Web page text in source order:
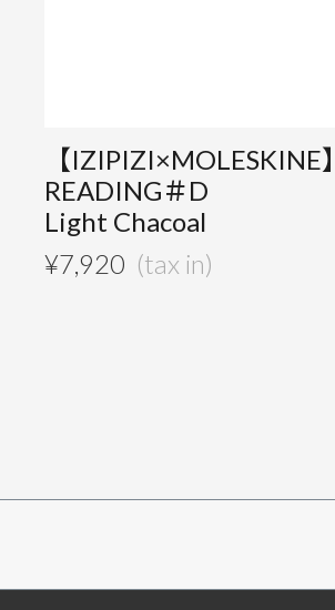
【IZIPIZI×MOLESKINE】
READING＃D
Light Chacoal
¥7,920